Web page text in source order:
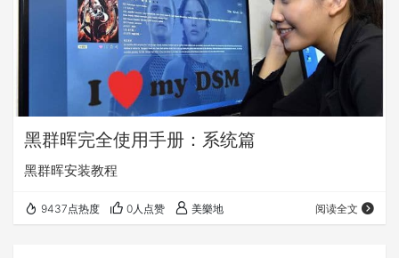
黑群晖完全使用手册：系统篇
黑群晖安装教程
9437点热度 0人点赞 美樂地 阅读全文